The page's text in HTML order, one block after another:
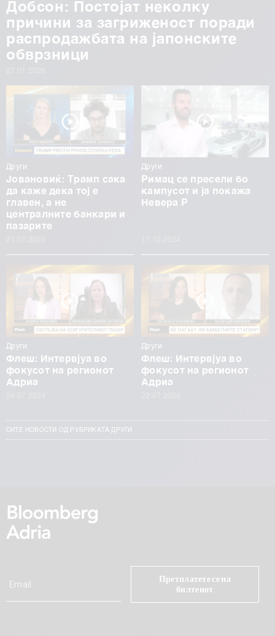
Добсон: Постојат неколку
причини за загриженост поради
распродажбата на јапонските
обврзници
Други
Јовановиќ: Трамп сака
да каже дека тој е
главен, а не
централните банкари и
пазарите
Други
Римац се пресели бо
кампусот и ја покажа
Невера Р
Други
Флеш: Интервјуа во
фокусот на регионот
Адриа
Други
Флеш: Интервјуа во
фокусот на регионот
Адриа
СИТЕ НОВОСТИ ОД РУБРИКАТА ДРУГИ
Претплатете се на
билтенот